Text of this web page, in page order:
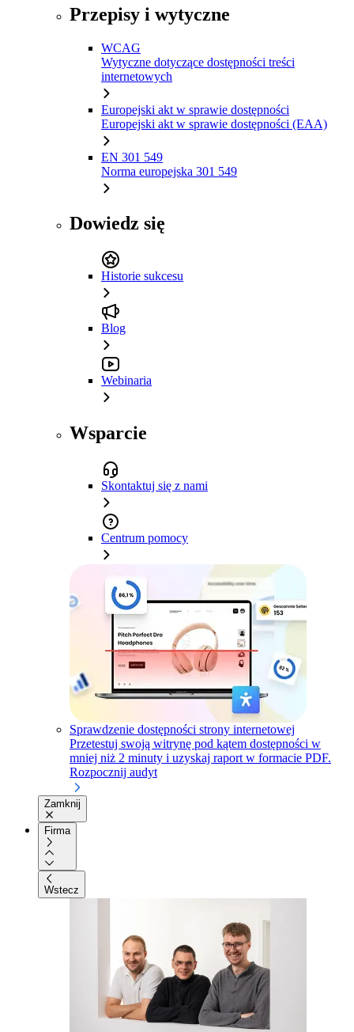
Przepisy i wytyczne
WCAG
Wytyczne dotyczące dostępności treści
internetowych
Europejski akt w sprawie dostępności
Europejski akt w sprawie dostępności (EAA)
EN 301 549
Norma europejska 301 549
Dowiedz się
Historie sukcesu
Blog
Webinaria
Wsparcie
Skontaktuj się z nami
Centrum pomocy
Sprawdzenie dostępności strony internetowej
Przetestuj swoją witrynę pod kątem dostępności w
mniej niż 2 minuty i uzyskaj raport w formacie PDF.
Rozpocznij audyt
Zamknij
Firma
Wstecz